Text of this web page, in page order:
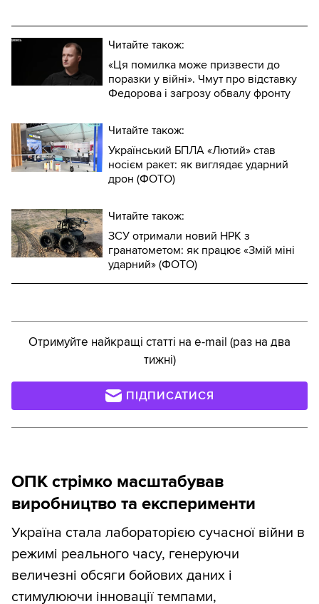
Читайте також:
«Ця помилка може призвести до
поразки у війні». Чмут про відставку
Федорова і загрозу обвалу фронту
Читайте також:
Український БПЛА «Лютий» став
носієм ракет: як виглядає ударний
дрон (ФОТО)
Читайте також:
ЗСУ отримали новий НРК з
гранатометом: як працює «Змій міні
ударний» (ФОТО)
Отримуйте найкращі статті на e-mail (раз на два
тижні)
ПІДПИСАТИСЯ
ОПК стрімко масштабував
виробництво та експерименти
Україна стала лабораторією сучасної війни в
режимі реального часу, генеруючи
величезні обсяги бойових даних і
стимулюючи інновації темпами,